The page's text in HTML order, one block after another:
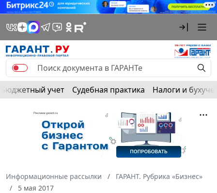
Бюджетный учет Судебная практика Налоги и
Информационные рассылки
ГАРАНТ. Рубрика «Бизнес»
5 мая 2017